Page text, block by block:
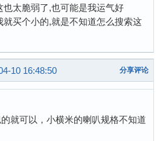
太脆弱了,也可能是我运气好
买个小的,就是不知道怎么搜索这
10 16:48:50 分享评论
就可以，小横米的喇叭规格不知道